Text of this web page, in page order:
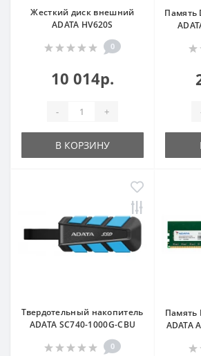
Жесткий диск внешний
ADATA HV620S
0
10 014р.
- +
В КОРЗИНУ
Память
Твердотельный накопитель
ADATA SC740-1000G-CBU
0
Память
ADATA